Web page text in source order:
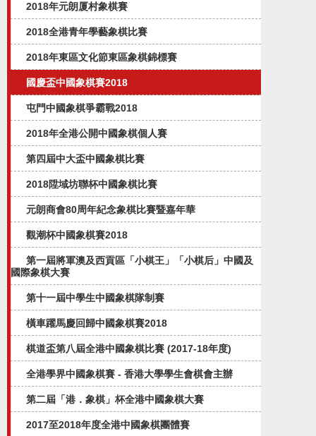
2018年元朗厦村象棋賽
2018全港青年學藝象棋比賽
2018年東區文化節東區象棋錦標賽
國慶盃中國象棋賽2018
屯門中國象棋爭霸戰2018
2018年全港公開中國象棋個人賽
第四屆中大盃中國象棋比賽
2018陞域坊聯杯中國象棋比賽
元朗商會80周年紀念象棋比賽暨嘉年華
觀潮杯中國象棋賽2018
第一屆將軍澳及西貢區「小棋王」「小棋后」中國及
國際象棋大賽
第十一屆中學生中國象棋隊制賽
橫車躍馬慶回歸中國象棋賽2018
棋道盃第八屆全港中國象棋比賽 (2017-18年度)
全港學界中國象棋賽 - 香港大學學生會棋會主辦
第二屆「港．象棋」杯全港中國象棋大賽
2017至2018年度全港中國象棋團體賽